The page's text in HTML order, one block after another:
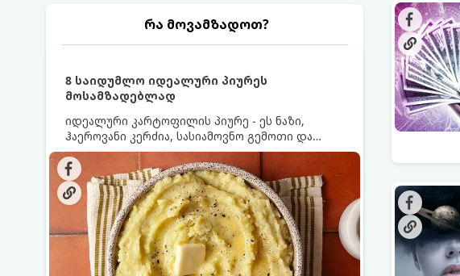
რა მოვამზადოთ?
8 საიდუმლო იდეალური პიურეს
მოსამზადებლად
იდეალური კარტოფილის პიურე - ეს ნაზი,
ჰაეროვანი კერძია, სასიამოვნო გემოთი და
ნაღების-მოყვითალო ფერით. მისი მომზადება
ძალიან მარტივია, მაგრამ არსებობს რამდენიმე
საიდუმლო, რომლებიც უნდა იცოდეთ, რომ
პიურე იდეალურად გემრიელი გამოვიდეს.